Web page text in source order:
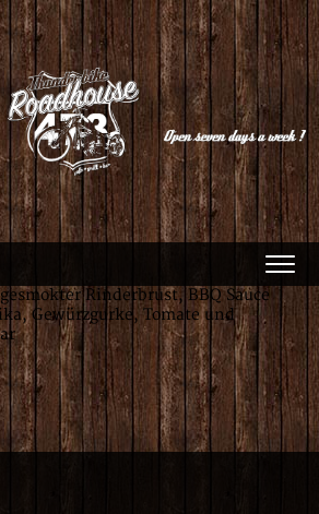
Rinderbrust, BBQ Sauce
Gewürzgurke, Tomate und